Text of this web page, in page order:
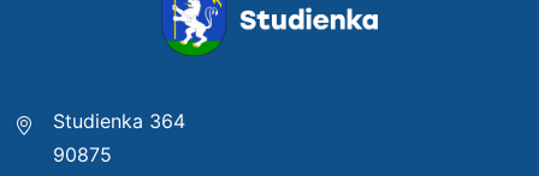
Studienka 364
90875